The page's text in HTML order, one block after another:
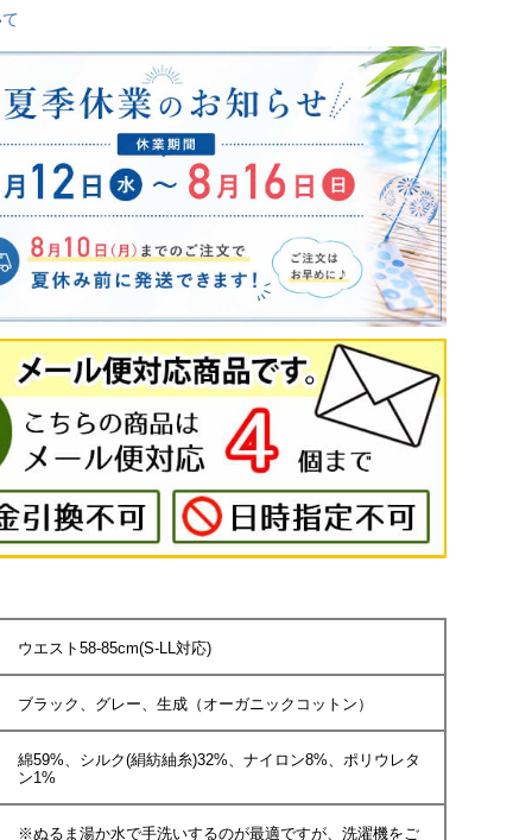
ウエスト58-85cm(S-LL対応)
ブラック、グレー、生成（オーガニックコットン）
綿59%、シルク(絹紡紬糸)32%、ナイロン8%、ポリウレタ
ン1%
※ぬるま湯か水で手洗いするのが最適ですが、洗濯機をご